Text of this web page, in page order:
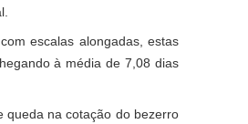
escalas alongadas, estas
à média de 7,08 dias
queda na cotação do bezerro